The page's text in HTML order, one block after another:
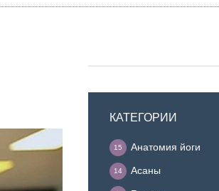
КАТЕГОРИИ
Анатомия йоги
15
Асаны
14